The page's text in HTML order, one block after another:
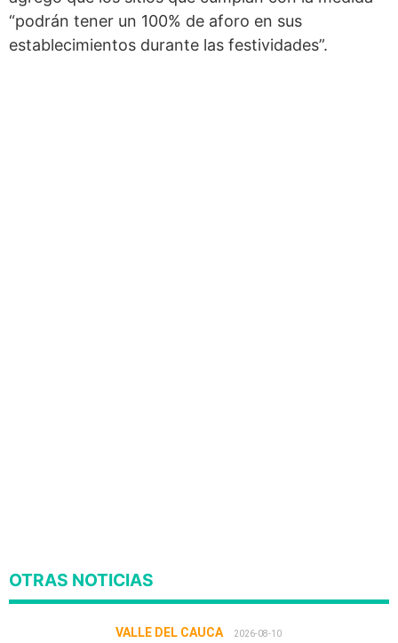
“podrán tener un 100% de aforo en sus
establecimientos durante las festividades”.
OTRAS NOTICIAS
VALLE DEL CAUCA 2026-08-10